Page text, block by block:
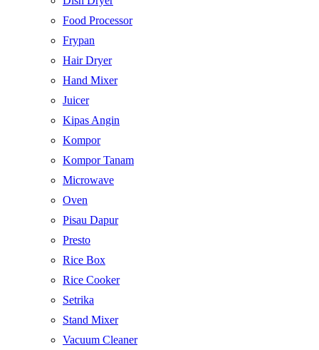
Food Processor
Frypan
Hair Dryer
Hand Mixer
Juicer
Kipas Angin
Kompor
Kompor Tanam
Microwave
Oven
Pisau Dapur
Presto
Rice Box
Rice Cooker
Setrika
Stand Mixer
Vacuum Cleaner